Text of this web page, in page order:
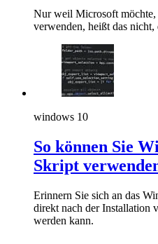
Nur weil Microsoft möchte,
verwenden, heißt das nicht,
windows 10
So können Sie
Skript
Erinnern Sie sich an das
direkt nach der Installation
werden kann.